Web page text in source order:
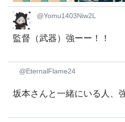
@Yomu1403Niw2L
監督（武器）強ーー！！
@EternalFlame24
坂本さんと一緒にいる人、